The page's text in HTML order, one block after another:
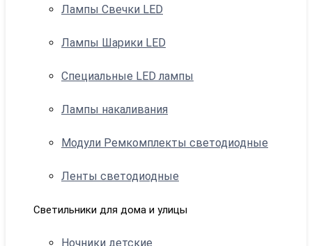
Лампы Свечки LED
Лампы Шарики LED
Специальные LED лампы
Лампы накаливания
Модули Ремкомплекты светодиодные
Ленты светодиодные
Светильники для дома и улицы
Ночники детские